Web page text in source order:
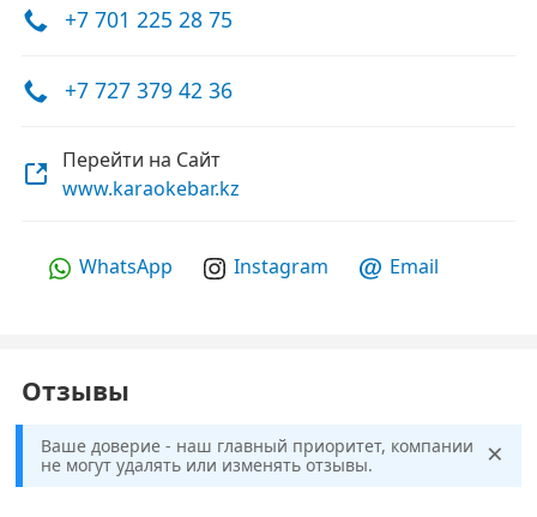
+7 701 225 28 75
+7 727 379 42 36
Перейти на Сайт
www.karaokebar.kz
WhatsApp Instagram Email
Отзывы
Ваше доверие - наш главный приоритет, компании
не могут удалять или изменять отзывы.
×